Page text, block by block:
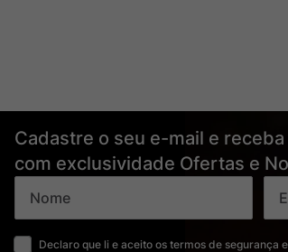
Cadastre o seu e-mail e receba
com exclusividade Ofertas e
Declaro que li e aceito os termos de segurança